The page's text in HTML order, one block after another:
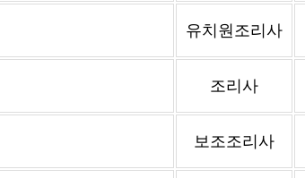
유치원조리사
조리사
보조조리사